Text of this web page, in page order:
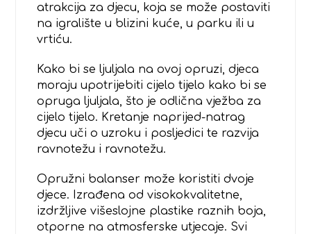
atrakcija za djecu, koja se može postaviti
na igralište u blizini kuće, u parku ili u
vrtiću.
Kako bi se ljuljala na ovoj opruzi, djeca
moraju upotrijebiti cijelo tijelo kako bi se
opruga ljuljala, što je odlična vježba za
cijelo tijelo. Kretanje naprijed-natrag
djecu uči o uzroku i posljedici te razvija
ravnotežu i ravnotežu.
Opružni balanser može koristiti dvoje
djece. Izrađena od visokokvalitetne,
izdržljive višeslojne plastike raznih boja,
otporne na atmosferske utjecaje. Svi